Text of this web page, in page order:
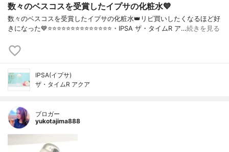
数々のベスコスを受賞したイプサの化粧水💙
数々のベスコスを受賞したイプサの化粧水👑リピ買いしたくなるほど好
きになった💙⭐️⭐️⭐️⭐️⭐️⭐️⭐️⭐️⭐️⭐️⭐️⭐️⭐️⭐️・IPSA ザ・タイムR ア…続きを見る
IPSA(イプサ)
ザ・タイムR アクア
ブロガー
yukotajima888